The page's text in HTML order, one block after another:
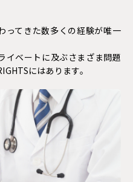
ってきた数多くの経験が唯一
イベートに及ぶさまざま問題
にはあります。